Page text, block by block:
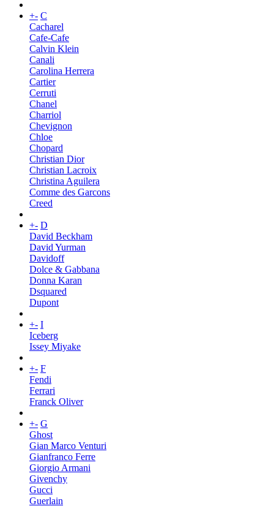
+- C
Cacharel
Cafe-Cafe
Calvin Klein
Canali
Carolina Herrera
Cartier
Cerruti
Chanel
Charriol
Chevignon
Chloe
Chopard
Christian Dior
Christian Lacroix
Christina Aguilera
Comme des Garcons
Creed
+- D
David Beckham
David Yurman
Davidoff
Dolce & Gabbana
Donna Karan
Dsquared
Dupont
+- I
Iceberg
Issey Miyake
+- F
Fendi
Ferrari
Franck Oliver
+- G
Ghost
Gian Marco Venturi
Gianfranco Ferre
Giorgio Armani
Givenchy
Gucci
Guerlain